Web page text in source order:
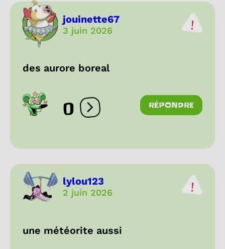
jouinette67
3 juin 2026
des aurore boreal
0 Ouvrir les réactions
RÉPONDRE
lylou123
2 juin 2026
une météorite aussi